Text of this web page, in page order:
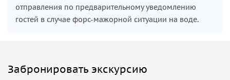
отправления по предварительному уведомлению
гостей в случае форс-мажорной ситуации на воде.
Забронировать экскурсию